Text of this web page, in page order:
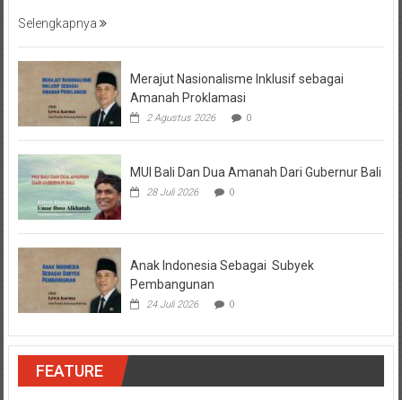
Selengkapnya
Merajut Nasionalisme Inklusif sebagai
Amanah Proklamasi
2 Agustus 2026 0
MUI Bali Dan Dua Amanah Dari Gubernur Bali
28 Juli 2026 0
Anak Indonesia Sebagai Subyek
Pembangunan
24 Juli 2026 0
FEATURE